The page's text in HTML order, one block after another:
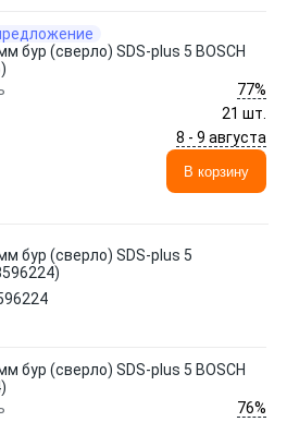
бур (сверло) SDS-plus 5 BOSCH
77%
21 шт.
8 - 9 августа
В корзину
бур (сверло) SDS-plus 5
бур (сверло) SDS-plus 5 BOSCH
76%